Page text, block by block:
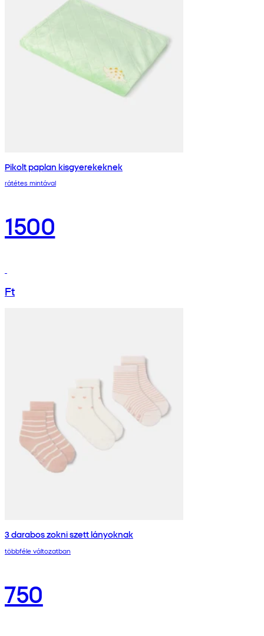
Pikolt paplan kisgyerekeknek
rátétes mintával
1500
Ft
3 darabos zokni szett lányoknak
többféle változatban
750